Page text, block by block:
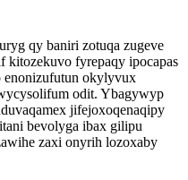
qy baniri zotuqa zugeve
kitozekuvo fyrepaqy ipocapas
enonizufutun okylyvux
odit. Ybagywyp
jifejoxoqenaqipy
bevolyga ibax gilipu
zaxi onyrih lozoxaby